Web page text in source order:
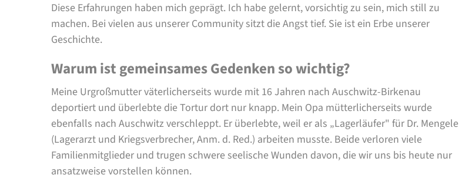
Diese Erfahrungen haben mich geprägt. Ich habe gelernt, vorsichtig zu sein, mich still zu
machen. Bei vielen aus unserer Community sitzt die Angst tief. Sie ist ein Erbe unserer
Geschichte.
Warum ist gemeinsames Gedenken so wichtig?
Meine Urgroßmutter väterlicherseits wurde mit 16 Jahren nach Auschwitz-Birkenau
deportiert und überlebte die Tortur dort nur knapp. Mein Opa mütterlicherseits wurde
ebenfalls nach Auschwitz verschleppt. Er überlebte, weil er als „Lagerläufer" für Dr. Mengele
(Lagerarzt und Kriegsverbrecher, Anm. d. Red.) arbeiten musste. Beide verloren viele
Familienmitglieder und trugen schwere seelische Wunden davon, die wir uns bis heute nur
ansatzweise vorstellen können.